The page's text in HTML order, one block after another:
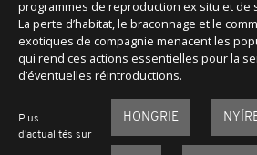
programmes de reproduction ex situ et de
La perte d’habitat, le braconnage et le
exotiques de compagnie menacent les
qui rend ces actions essentielles pour la
d’éventuelles réintroductions.
Plus
d'actualités sur
HONGRIE